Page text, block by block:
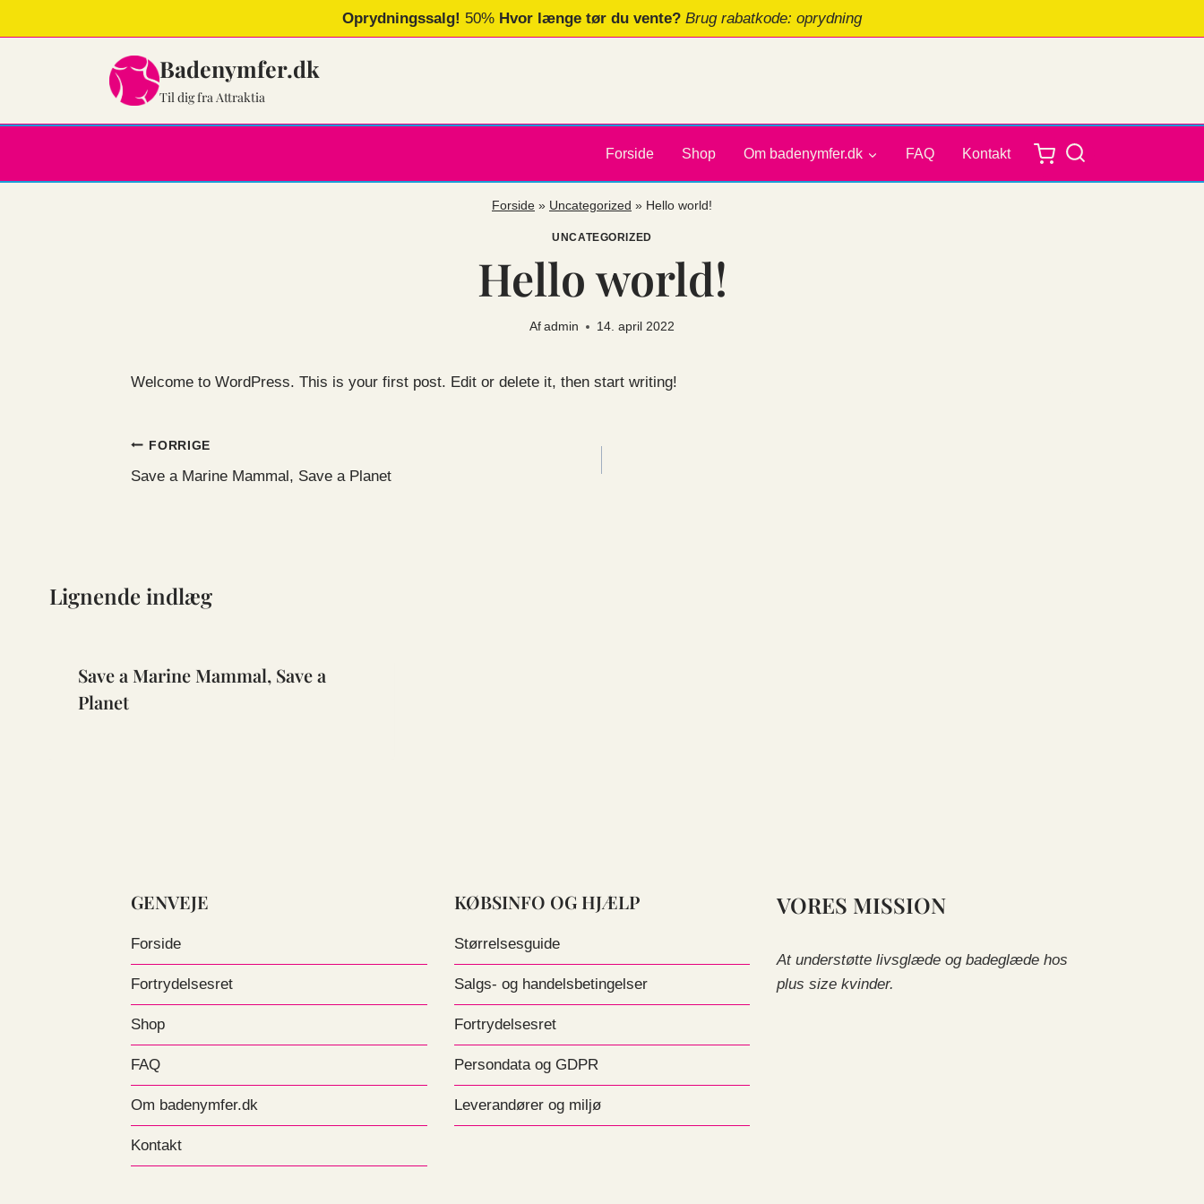
til
Oprydningssalg! 50% Hvor længe tør du vente? Brug rabatkode: oprydning
Badenymfer.dk
Til dig fra Attraktia
Forside Shop Om badenymfer.dk FAQ Kontakt
Forside » Uncategorized » Hello world!
UNCATEGORIZED
Hello world!
Af admin 14. april 2022
Welcome to WordPress. This is your first post. Edit or delete it, then start writing!
Indlægsnavigation
FORRIGE
Save a Marine Mammal, Save a Planet
Lignende indlæg
Save a Marine Mammal, Save a
Planet
GENVEJE
Forside
Fortrydelsesret
Shop
FAQ
Om badenymfer.dk
Kontakt
KØBSINFO OG HJÆLP
Størrelsesguide
Salgs- og handelsbetingelser
Fortrydelsesret
Persondata og GDPR
Leverandører og miljø
VORES MISSION
At understøtte livsglæde og badeglæde hos
plus size kvinder.